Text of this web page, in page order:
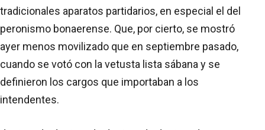
tradicionales aparatos partidarios, en especial el del
peronismo bonaerense. Que, por cierto, se mostró
ayer menos movilizado que en septiembre pasado,
cuando se votó con la vetusta lista sábana y se
definieron los cargos que importaban a los
intendentes.